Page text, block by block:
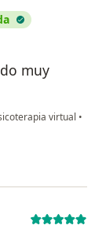
muy
virtual •